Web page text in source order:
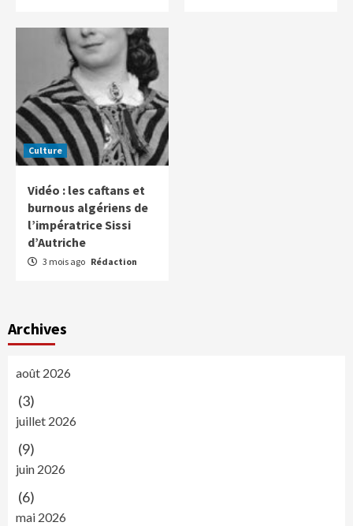
Culture
Vidéo : les caftans et
burnous algériens de
l’impératrice Sissi
d’Autriche
3 mois ago Rédaction
Archives
août 2026
(3)
juillet 2026
(9)
juin 2026
(6)
mai 2026